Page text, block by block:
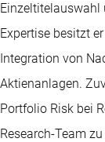
Einzeltitelauswahl
Expertise besitzt
Integration von
Aktienanlagen.
Portfolio Risk bei
Research-Team